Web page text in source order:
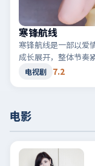
寒锋航线
寒锋航线是一部以爱
成长展开，整体节奏
电视剧 7.2
电影